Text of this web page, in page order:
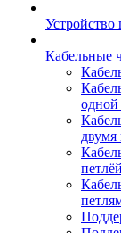
Кабельные
одной
двумя
петлёй